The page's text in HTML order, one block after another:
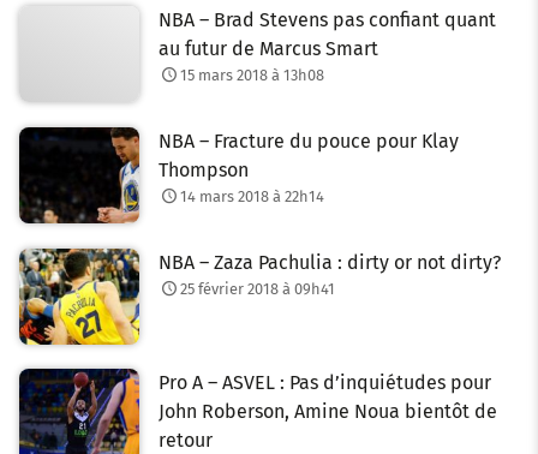
NBA – Brad Stevens pas confiant quant
au futur de Marcus Smart
15 mars 2018 à 13h08
NBA – Fracture du pouce pour Klay
Thompson
14 mars 2018 à 22h14
NBA – Zaza Pachulia : dirty or not dirty?
25 février 2018 à 09h41
Pro A – ASVEL : Pas d’inquiétudes pour
John Roberson, Amine Noua bientôt de
retour